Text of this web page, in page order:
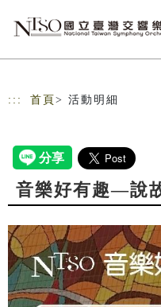
::: 首頁 > 活動明細
音樂好有趣—說